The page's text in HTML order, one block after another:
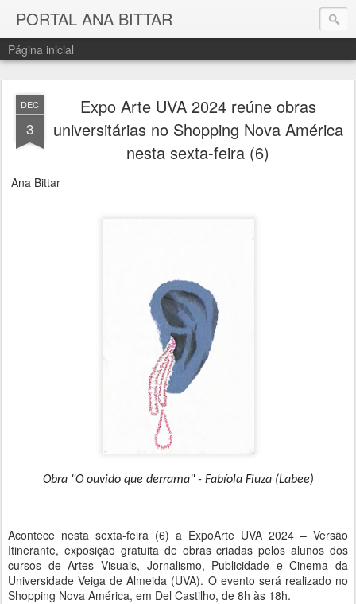
PORTAL ANA BITTAR
Página inicial
DEC
3
Expo Arte UVA 2024 reúne obras
universitárias no Shopping Nova América
nesta sexta-feira (6)
Ana Bittar
Obra "O ouvido que derrama" - Fabíola Fiuza (Labee)
Acontece nesta sexta-feira (6) a ExpoArte UVA 2024 – Versão
Itinerante, exposição gratuita de obras criadas pelos alunos dos
cursos de Artes Visuais, Jornalismo, Publicidade e Cinema da
Universidade Veiga de Almeida (UVA). O evento será realizado no
Shopping Nova América, em Del Castilho, de 8h às 18h.